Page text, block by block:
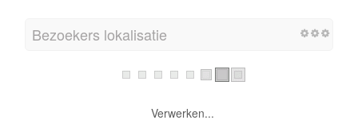
Bezoekers lokalisatie
Verwerken...